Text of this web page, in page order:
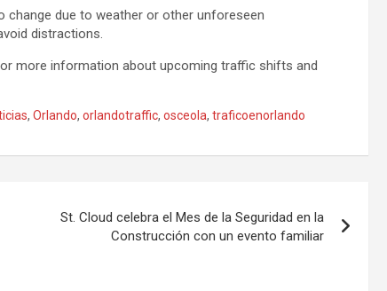
change due to weather or other unforeseen
distractions.
more information about upcoming traffic shifts and
, Orlando, orlandotraffic, osceola, traficoenorlando
St. Cloud celebra el Mes de la Seguridad en la
Construcción con un evento familiar